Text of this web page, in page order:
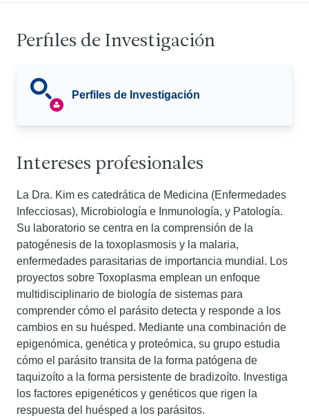
Perfiles de Investigación
Perfiles de Investigación
Intereses profesionales
La Dra. Kim es catedrática de Medicina (Enfermedades
Infecciosas), Microbiología e Inmunología, y Patología.
Su laboratorio se centra en la comprensión de la
patogénesis de la toxoplasmosis y la malaria,
enfermedades parasitarias de importancia mundial. Los
proyectos sobre Toxoplasma emplean un enfoque
multidisciplinario de biología de sistemas para
comprender cómo el parásito detecta y responde a los
cambios en su huésped. Mediante una combinación de
epigenómica, genética y proteómica, su grupo estudia
cómo el parásito transita de la forma patógena de
taquizoíto a la forma persistente de bradizoíto. Investiga
los factores epigenéticos y genéticos que rigen la
respuesta del huésped a los parásitos.